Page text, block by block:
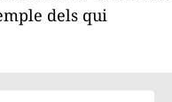
dels qui